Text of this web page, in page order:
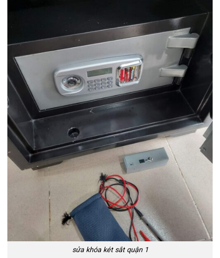
sửa khóa két sắt quận 1